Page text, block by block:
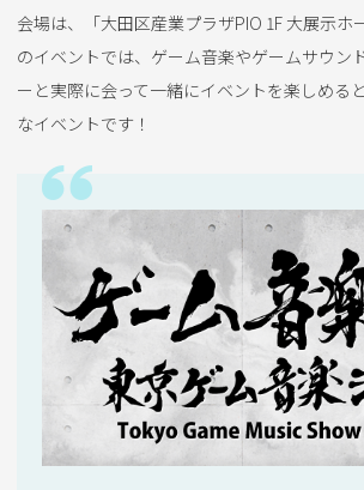
会場は、「大田区産業プラザPIO 1F 大展示ホ
のイベントでは、ゲーム音楽やゲームサウン
ーと実際に会って一緒にイベントを楽しめる
なイベントです！